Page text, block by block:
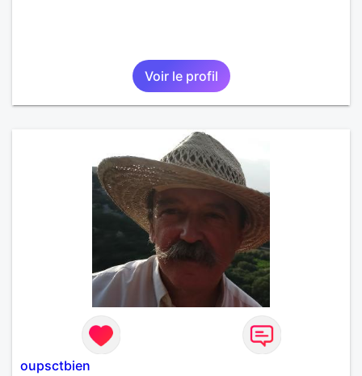
Voir le profil
oupsctbien